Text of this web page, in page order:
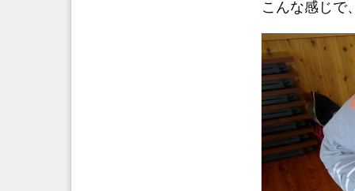
こんな感じで